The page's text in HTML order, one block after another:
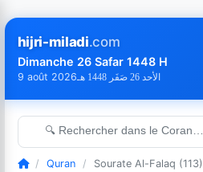
hijri-miladi.com
Dimanche 26 Safar 1448 H
9 août 2026 الأحد 26 صَفَر 1448 هـ
🔍 Rechercher dans le Coran…
/ Quran / Sourate Al-Falaq (113)